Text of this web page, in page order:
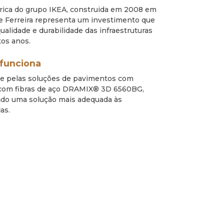
do grupo IKEA, construida em 2008 em
Ferreira representa um investimento que
e durabilidade das infraestruturas
anos.
pelas soluções de pavimentos com
fibras de aço DRAMIX® 3D 6560BG,
uma solução mais adequada às